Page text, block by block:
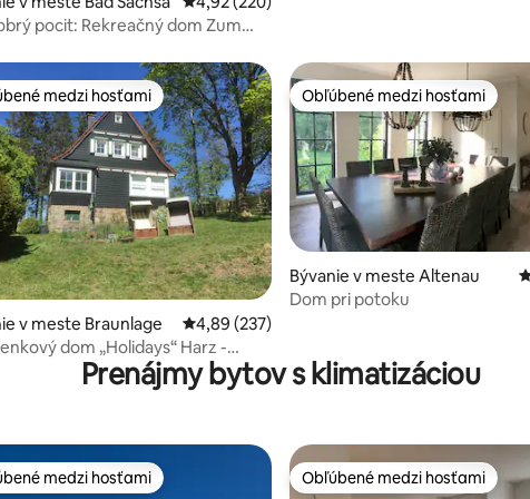
pocit: Rekreačný dom Zum
4,96 z 5, počet hodnotení: 201
medzi hosťami
medzi hosťami
v meste Braunlage Priemerné ohodnotenie 4,89 z 5, počet
4,89 (237)
dom „Holidays“ Harz -
OT Hohegeiß
Obľúbené medzi hosťami
Obľúbené medzi hosťami
Bývanie v meste Altenau
Dom pri potoku
Prenájmy bytov s klimatizáciou
medzi hosťami
medzi hosťami Obľúbené medzi hosťami
Obľúbené medzi hosťami